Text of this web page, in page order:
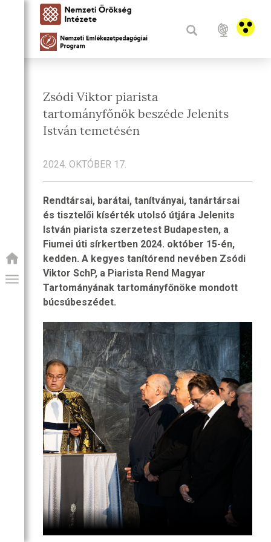
PROGRAM
Zsódi Viktor piarista
tartományfőnök beszéde Jelenits
István temetésén
2024. OKTÓBER 17.
Rendtársai, barátai, tanítványai, tanártársai
és tisztelői kísérték utolsó útjára Jelenits
István piarista szerzetest Budapesten, a
Fiumei úti sírkertben 2024. október 15-én,
kedden. A kegyes tanítórend nevében Zsódi
Viktor SchP, a Piarista Rend Magyar
Tartományának tartományfőnöke mondott
búcsúbeszédet.